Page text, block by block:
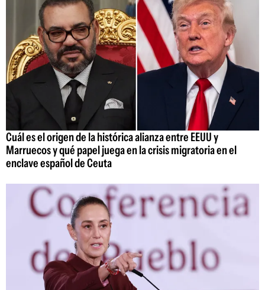
Cuál es el origen de la histórica alianza entre EEUU y
Marruecos y qué papel juega en la crisis migratoria en el
enclave español de Ceuta